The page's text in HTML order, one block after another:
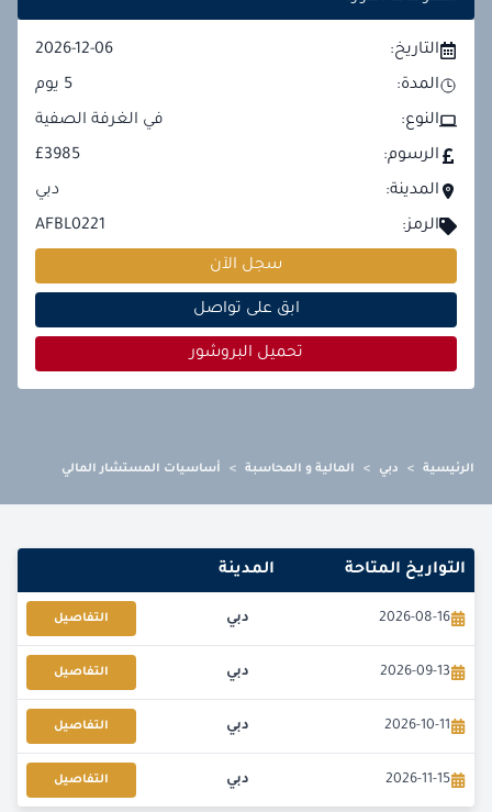
التاريخ:
2026-12-06
المدة:
5 يوم
النوع:
في الغرفة الصفية
الرسوم:
£3985
المدينة:
دبي
الرمز:
AFBL0221
سجل الآن
ابق على تواصل
تحميل البروشور
الرئيسية > دبي > المالية و المحاسبة > أساسيات المستشار المالي
التواريخ المتاحة المدينة
2026-08-16 دبي التفاصيل
2026-09-13 دبي التفاصيل
2026-10-11 دبي التفاصيل
2026-11-15 دبي التفاصيل